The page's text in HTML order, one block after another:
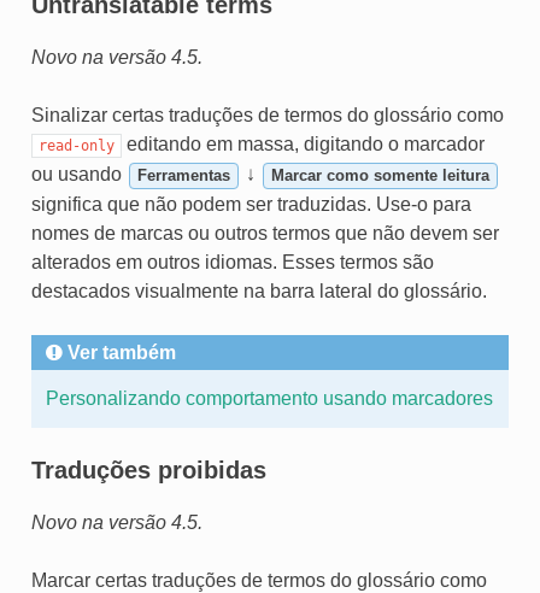
Novo na versão 4.5.
Sinalizar certas traduções de termos do glossário como
read-only
editando em massa, digitando o marcador
ou usando
Ferramentas ↓ Marcar como somente leitura
significa que não podem ser traduzidas. Use-o para
nomes de marcas ou outros termos que não devem ser
alterados em outros idiomas. Esses termos são
destacados visualmente na barra lateral do glossário.
Ver também
Personalizando comportamento usando marcadores
Traduções proibidas
Novo na versão 4.5.
Marcar certas traduções de termos do glossário como